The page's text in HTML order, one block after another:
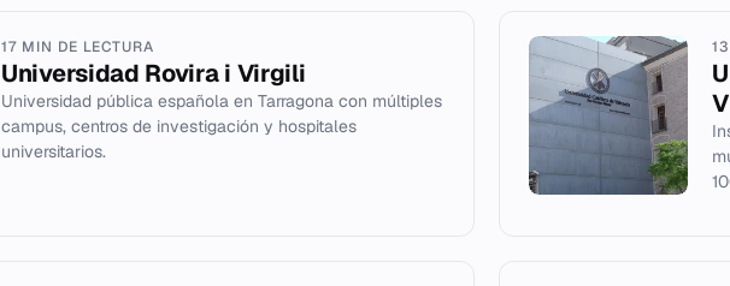
17 MIN DE LECTURA
Universidad Rovira i Virgili
Universidad pública española en Tarragona con múltiples
campus, centros de investigación y hospitales
universitarios.